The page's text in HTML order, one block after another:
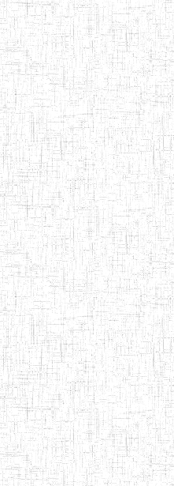
08/08/1983 ENIEG
15/09/2015 ENIEG
01/09/2015 ENIEG
12/08/2013 ENIEG
05/09/2003 ENIEG